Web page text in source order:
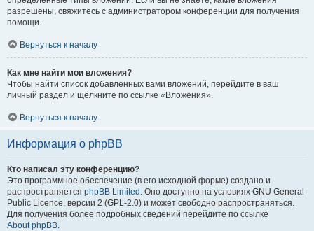
разрешены, свяжитесь с администратором конференции для получения
помощи.
Вернуться к началу
Как мне найти мои вложения?
Чтобы найти список добавленных вами вложений, перейдите в ваш
личный раздел и щёлкните по ссылке «Вложения».
Вернуться к началу
Информация о phpBB
Кто написал эту конференцию?
Это программное обеспечение (в его исходной форме) создано и
распространяется phpBB Limited . Оно доступно на условиях GNU General
Public Licence, версии 2 (GPL-2.0) и может свободно распространяться.
Для получения более подробных сведений перейдите по ссылке
About phpBB.